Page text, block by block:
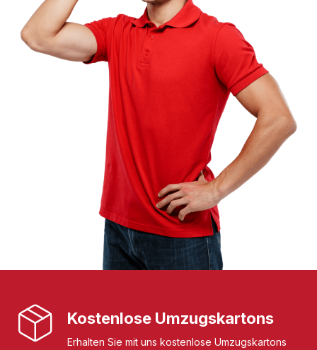
Kostenlose Umzugskartons
Erhalten Sie mit uns kostenlose Umzugskartons